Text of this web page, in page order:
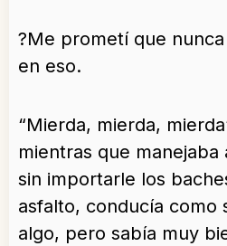
?Me prometí que
en eso.
“Mierda, mierda,
mientras que manejaba
sin importarle los
asfalto, conducía como
algo, pero sabía muy